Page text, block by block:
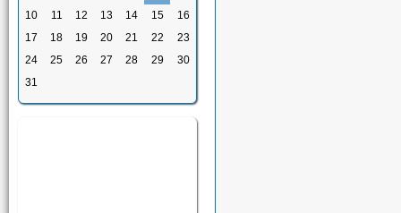
10
11 12 13 14 15
16
17
18 19 20 21 22
23
24
25 26 27 28 29
30
31